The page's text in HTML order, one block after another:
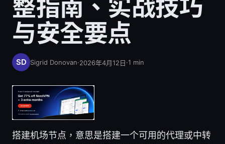
整指南、实战技巧
与安全要点
Sigrid Donovan·2026年4月12日·1 min
搭建机场节点，意思是搭建一个可用的代理或中转